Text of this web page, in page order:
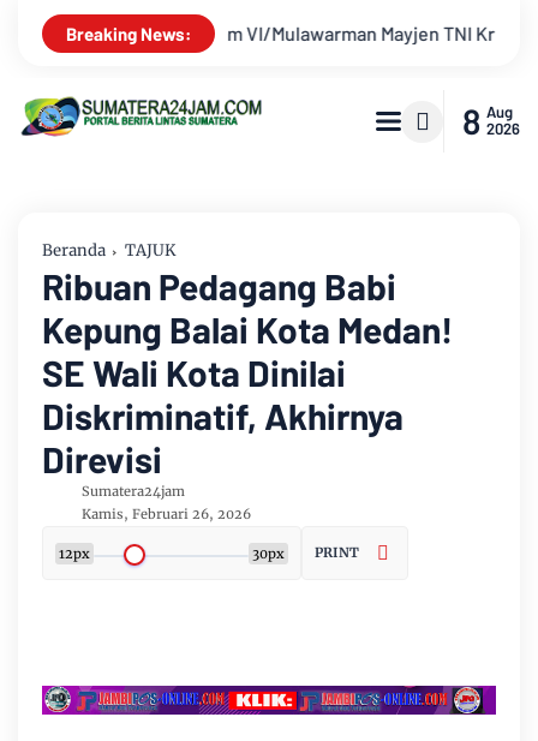
Breaking News:
Pramono Jadi Ikon Singing Competition HUT Ke-81 RI
8 Aug
2026
Beranda TAJUK
Ribuan Pedagang Babi
Kepung Balai Kota Medan!
SE Wali Kota Dinilai
Diskriminatif, Akhirnya
Direvisi
Sumatera24jam
Kamis, Februari 26, 2026
12px 30px PRINT